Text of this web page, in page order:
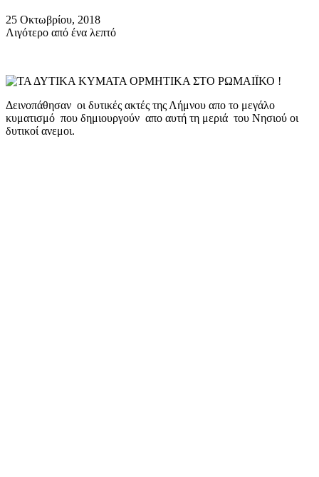
25 Οκτωβρίου, 2018
Λιγότερο από ένα λεπτό
Δεινοπάθησαν οι δυτικές ακτές της Λήμνου απο το μεγάλο
κυματισμό που δημιουργούν απο αυτή τη μεριά του Νησιού οι
δυτικοί ανεμοι.